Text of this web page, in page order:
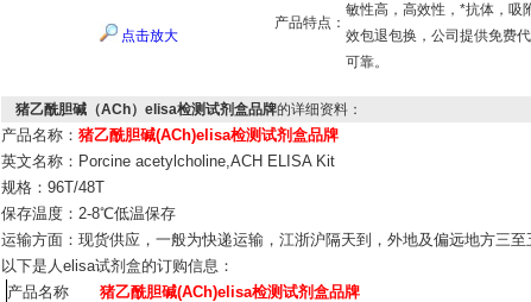
点击放大
产品特点：
敏性高，高效性，*抗体，吸
效包退包换，公司提供免费
可靠。
猪乙酰胆碱（ACh）elisa检测试剂盒品牌的详细资料：
产品名称： 猪乙酰胆碱(ACh)elisa检测试剂盒品牌
英文名称：Porcine acetylcholine,ACH ELISA Kit
规格：96T/48T
保存温度：2-8℃低温保存
运输方面：现货供应，一般为快递运输，江浙沪隔天到，外地及偏远地方三至
以下是 人elisa试剂盒的订购信息：
产品名称
猪乙酰胆碱(ACh)elisa检测试剂盒品牌